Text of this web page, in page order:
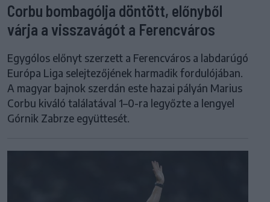
Corbu bombagólja döntött, előnyből
várja a visszavágót a Ferencváros
Egygólos előnyt szerzett a Ferencváros a labdarúgó
Európa Liga selejtezőjének harmadik fordulójában.
A magyar bajnok szerdán este hazai pályán Marius
Corbu kiváló találatával 1–0-ra legyőzte a lengyel
Górnik Zabrze együttesét.